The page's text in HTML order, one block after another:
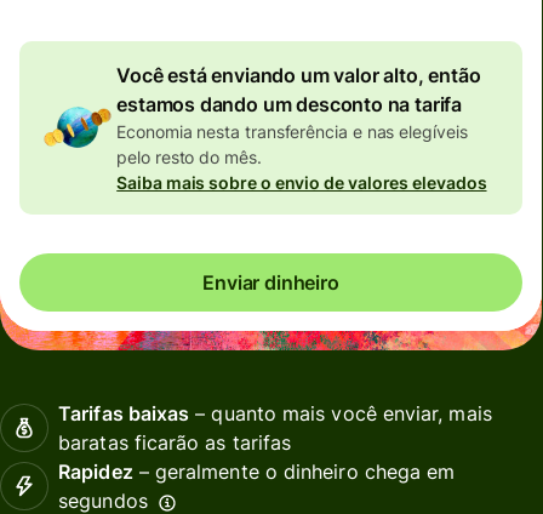
Você está enviando um valor alto, então
estamos dando um desconto na tarifa
Economia nesta transferência e nas elegíveis
pelo resto do mês.
Saiba mais sobre o envio de valores elevados
Enviar dinheiro
Tarifas baixas – quanto mais você enviar, mais
baratas ficarão as tarifas
Rapidez – geralmente o dinheiro chega em
segundos